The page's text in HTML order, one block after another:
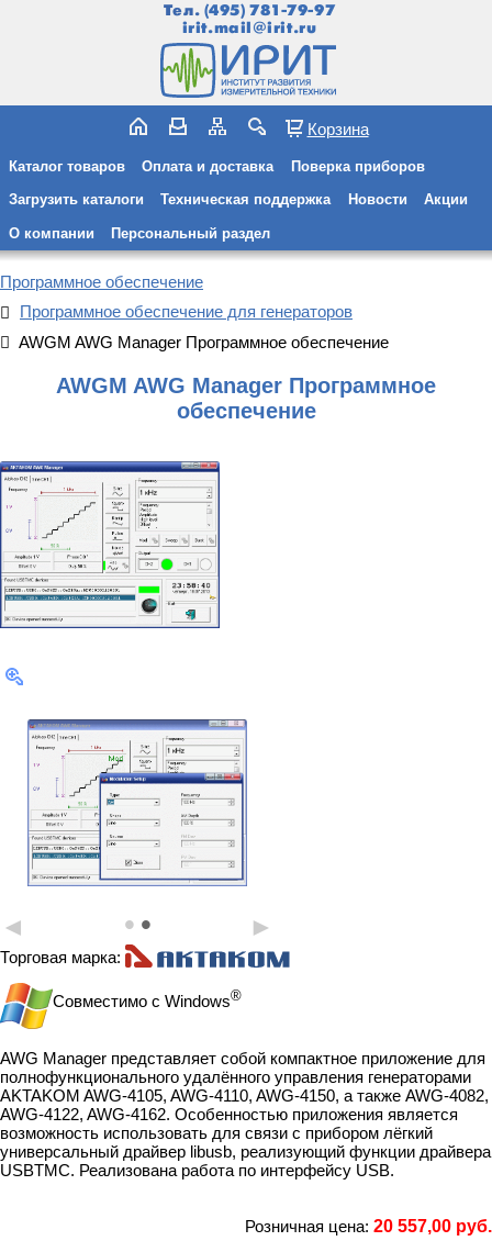
Тел. (495) 781-79-97
irit.mail@irit.ru
Корзина
Каталог товаров Оплата и доставка Поверка приборов
Загрузить каталоги Техническая поддержка Новости Акции
О компании Персональный раздел
Программное обеспечение
Программное обеспечение для генераторов
AWGM AWG Manager Программное обеспечение
AWGM AWG Manager Программное
обеспечение
• •
◄ ►
Торговая марка:
Совместимо с Windows®
AWG Manager представляет собой компактное приложение для
полнофункционального удалённого управления генераторами
AKTAKOM AWG-4105, AWG-4110, AWG-4150, а также AWG-4082,
AWG-4122, AWG-4162. Особенностью приложения является
возможность использовать для связи с прибором лёгкий
универсальный драйвер libusb, реализующий функции драйвера
USBTMC. Реализована работа по интерфейсу USB.
Розничная цена: 20 557,00 руб.